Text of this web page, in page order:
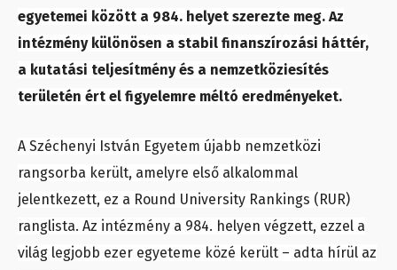
egyetemei között a 984. helyet szerezte meg. Az
intézmény különösen a stabil finanszírozási háttér,
a kutatási teljesítmény és a nemzetköziesítés
területén ért el figyelemre méltó eredményeket.
A Széchenyi István Egyetem újabb nemzetközi
rangsorba került, amelyre első alkalommal
jelentkezett, ez a Round University Rankings (RUR)
ranglista. Az intézmény a 984. helyen végzett, ezzel a
világ legjobb ezer egyeteme közé került – adta hírül az